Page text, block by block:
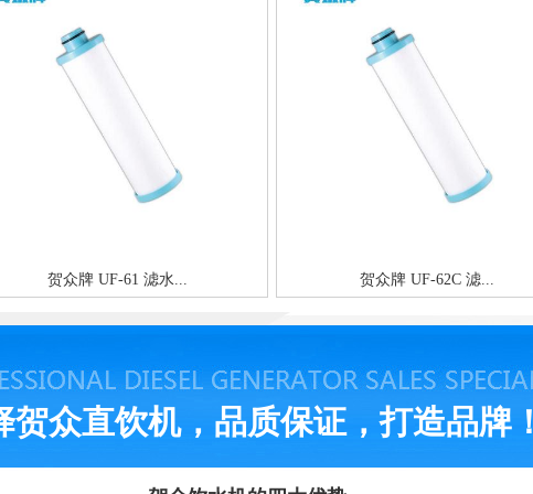
贺众牌 UF-61 滤水... 贺众牌 UF-62C 滤...
贺众直饮机，品质保证，打造品牌！